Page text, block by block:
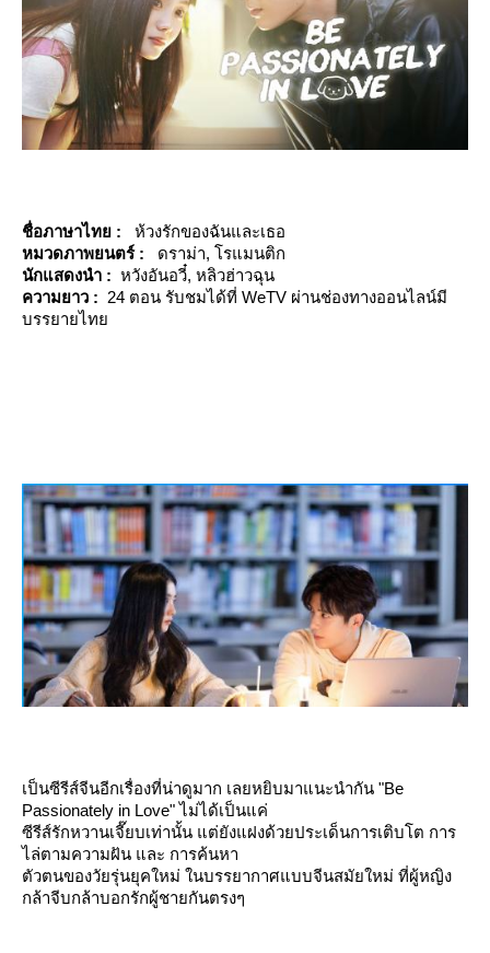
ชื่อภาษาไทย :
ห้วงรักของฉันและเธอ
หมวดภาพยนตร์ : ดราม่า, โรแมนติก
นักแสดงนำ : หวังอันอวี๋, หลิวฮ่าวฉุน
ความยาว : 24 ตอน รับชมได้ที่ WeTV ผ่านช่องทางออนไลน์มี
บรรยายไท
เป็นซีรีส์จีนอีกเรื่องที่น่าดูมาก เลยหยิบมาแนะนำกัน "Be
Passionately in Love" ไม่ได้เป็นแค่
ซีรีส์รักหวานเจี๊ยบเท่านั้น แต่ยังแฝงด้วยประเด็นการเติบโต การ
ไล่ตามความฝัน และ การค้นหา
ตัวตนของวัยรุ่นยุคใหม่ ในบรรยากาศแบบจีนสมัยใหม่ ที่ผู้หญิง
กล้าจีบกล้าบอกรักผู้ชายกันตรงๆ